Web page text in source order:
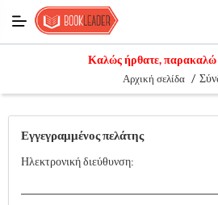
Καλώς ήρθατε, παρακαλώ
Αρχική σελίδα /
Εγγεγραμμένος πελάτης
Ηλεκτρονική διεύθυνση: